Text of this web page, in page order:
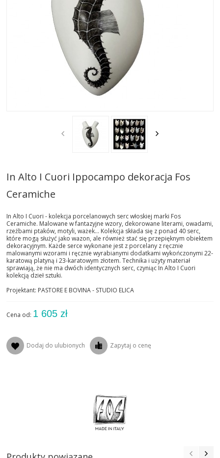
AKTUALNOSCI
STREFA-PROJEKTANTA
In Alto I Cuori Ippocampo dekoracja Fos
Ceramiche
In Alto I Cuori - kolekcja porcelanowych serc włoskiej marki Fos
Ceramiche. Malowane w fantazyjne wzory, dekorowane literami, owadami,
rzeźbami ptaków, motyli, ważek... Kolekcja składa się z ponad 40 serc,
które mogą służyć jako wazon, ale również stać się przepięknym obiektem
dekoracyjnym. Każde serce wykonane jest z porcelany z ręcznie
malowanymi wzorami i ręcznie wyrabianymi dodatkami wykończonymi 22-
karatową platyną i 23-karatowym złotem. Technika i użyty materiał
sprawiają, że nie ma dwóch identycznych serc, czyniąc In Alto I Cuori
kolekcją dzieł sztuki.
Projektant: PASTORE E BOVINA - STUDIO ELICA
Cena od: 1 605 zł
Dodaj do ulubionych Zapytaj o cenę